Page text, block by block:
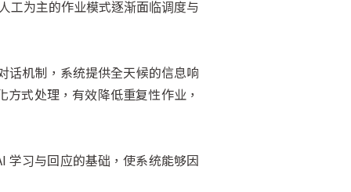
工为主的作业模式逐渐面临调度与
话机制，系统提供全天候的信息响
式处理，有效降低重复性作业，
学习与回应的基础，使系统能够因